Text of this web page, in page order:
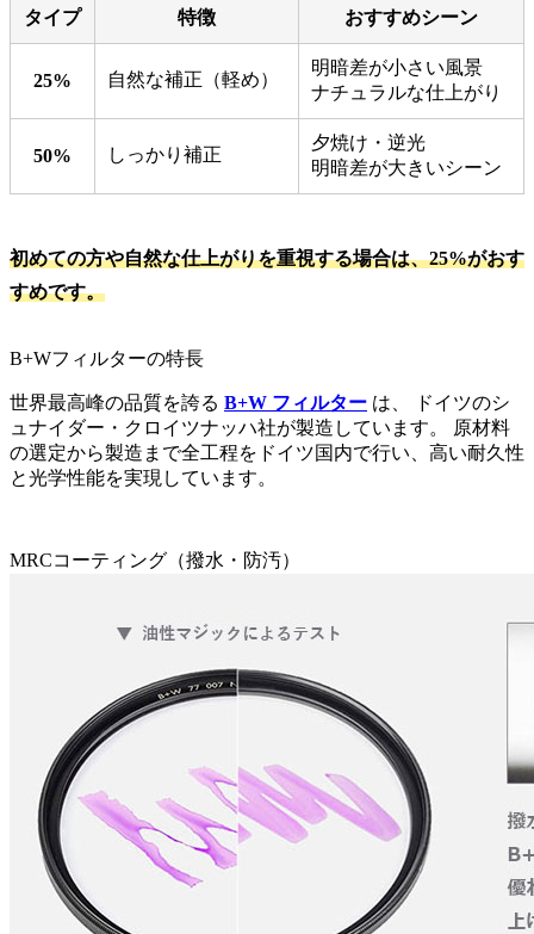
タイプ 特徴 おすすめシーン
25% 自然な補正（軽め）
明暗差が小さい風景
ナチュラルな仕上がり
50% しっかり補正
夕焼け・逆光
明暗差が大きいシーン
初めての方や自然な仕上がりを重視する場合は、25%がおす
すめです。
B+Wフィルターの特長
世界最高峰の品質を誇る B+W フィルター は、 ドイツのシ
ュナイダー・クロイツナッハ社が製造しています。 原材料
の選定から製造まで全工程をドイツ国内で行い、高い耐久性
と光学性能を実現しています。
MRCコーティング（撥水・防汚）